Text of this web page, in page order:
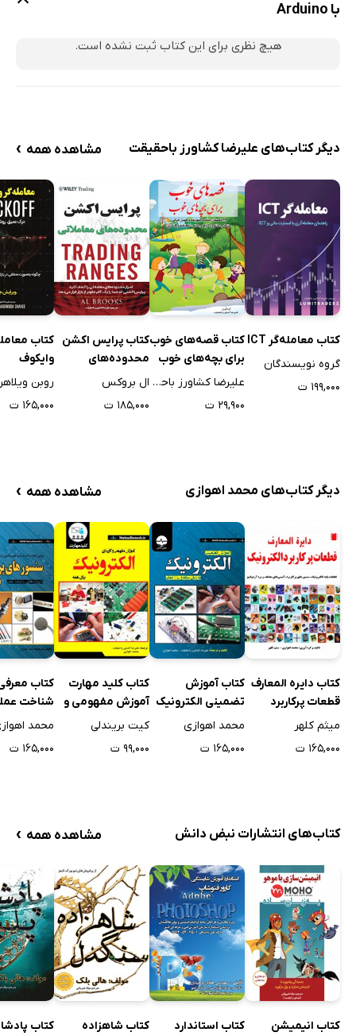
با Arduino
هیچ نظری برای این کتاب ثبت نشده است.
دیگر کتاب‌های علیرضا کشاورز باحقیقت مشاهده همه ›
کتاب معامله‌گر ICT
گروه نویسندگان
۱۹۹,۰۰۰ ت
کتاب قصه‌های خوب
برای بچه‌های خوب
علیرضا کشاورز باحقیقت
۲۹,۹۰۰ ت
کتاب پرایس اکشن
محدوده‌های
معاملاتی
ال بروکس
۱۸۵,۰۰۰ ت
کتاب
وایکوف
۱۶۵,۰۰۰ ت
دیگر کتاب‌های محمد اهوازی مشاهده همه ›
کتاب دایره المعارف
قطعات پرکاربرد
الکترونیک
میثم کلهر
۱۶۵,۰۰۰ ت
کتاب آموزش
تضمینی الکترونیک
محمد اهوازی
۱۶۵,۰۰۰ ت
کتاب کلید مهارت
آموزش مفهومی و
کاربردی الکترونیک
کیت بریندلی
۹۹,۰۰۰ ت
کتاب
شناخت
نحوه راه‌
و کدنویسی
محمد
۱۶۵,۰۰۰ ت
کتاب‌های انتشارات نبض دانش مشاهده همه ›
کتاب انیمیشن
کتاب استاندارد
کتاب شاهزاده
کتاب